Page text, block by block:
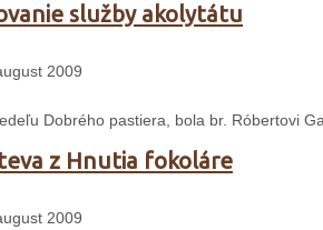
služby akolytátu
2009
Dobrého pastiera, bola br. Róbertovi
z Hnutia fokoláre
2009